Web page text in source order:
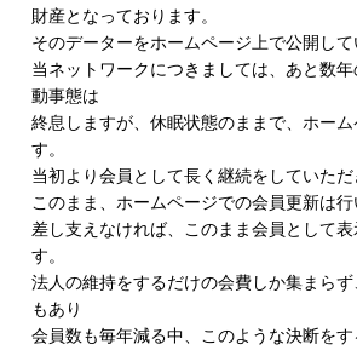
財産となっております。
そのデーターをホームページ上で公開し
当ネットワークにつきましては、あと数年
動事態は
終息しますが、休眠状態のままで、 ホー
す。
当初より会員として長く継続をしていた
このまま、ホームページでの会員更新は行
差し支えなければ、
このまま会員として
す。
法人の維持をするだけの会費しか集まら
もあり
会員数も毎年減る中、
このような決断を